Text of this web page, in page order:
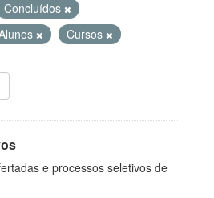
Concluídos
Cursos
e processos seletivos de